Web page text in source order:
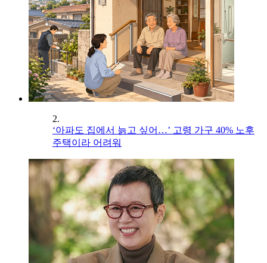
2.
‘아파도 집에서 늙고 싶어…’ 고령 가구 40% 노후
주택이라 어려워